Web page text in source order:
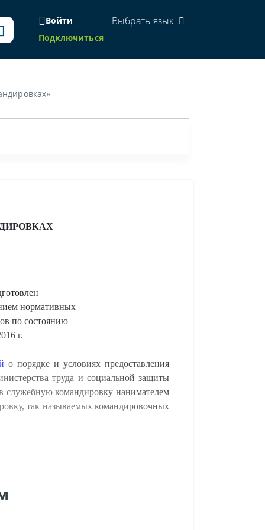
Войти
Подключиться
Выбрать язык
нормативных
по состоянию
г.
о порядке и условиях предоставления
труда и социальной защиты
служебную командировку нанимателем
так называемых командировочных